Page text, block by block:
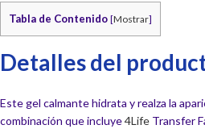
Tabla de Contenido [Mostrar]
Detalles del
Este gel calmante hidrata y realza la
combinación que incluye4Life Transfer